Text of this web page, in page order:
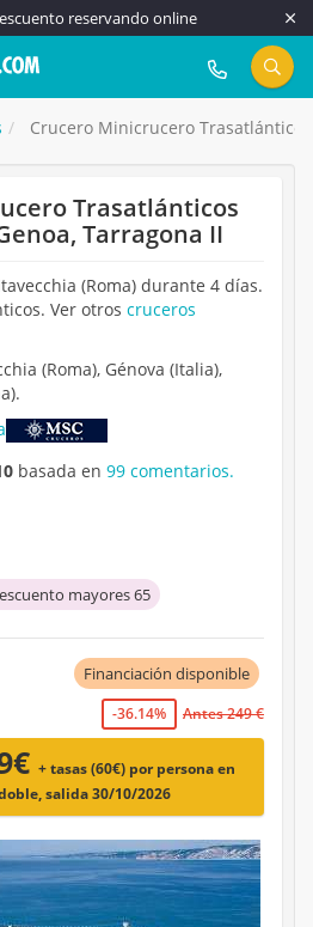
reservando online
917 815 555
Crucero Minicrucero
Trasatlánticos
Tarragona II
(Roma) durante 4 días.
Ver otros cruceros
(Roma), Génova (Italia),
basada en99 comentarios.
mayores 65
Financiación disponible
-36.14% Antes 249 €
+ tasas (60€) por persona en
salida 30/10/2026